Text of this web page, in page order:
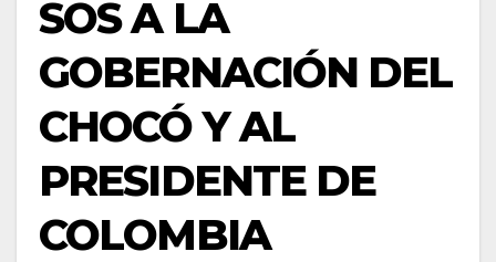
SOS A LA
GOBERNACIÓN DEL
CHOCÓ Y AL
PRESIDENTE DE
COLOMBIA